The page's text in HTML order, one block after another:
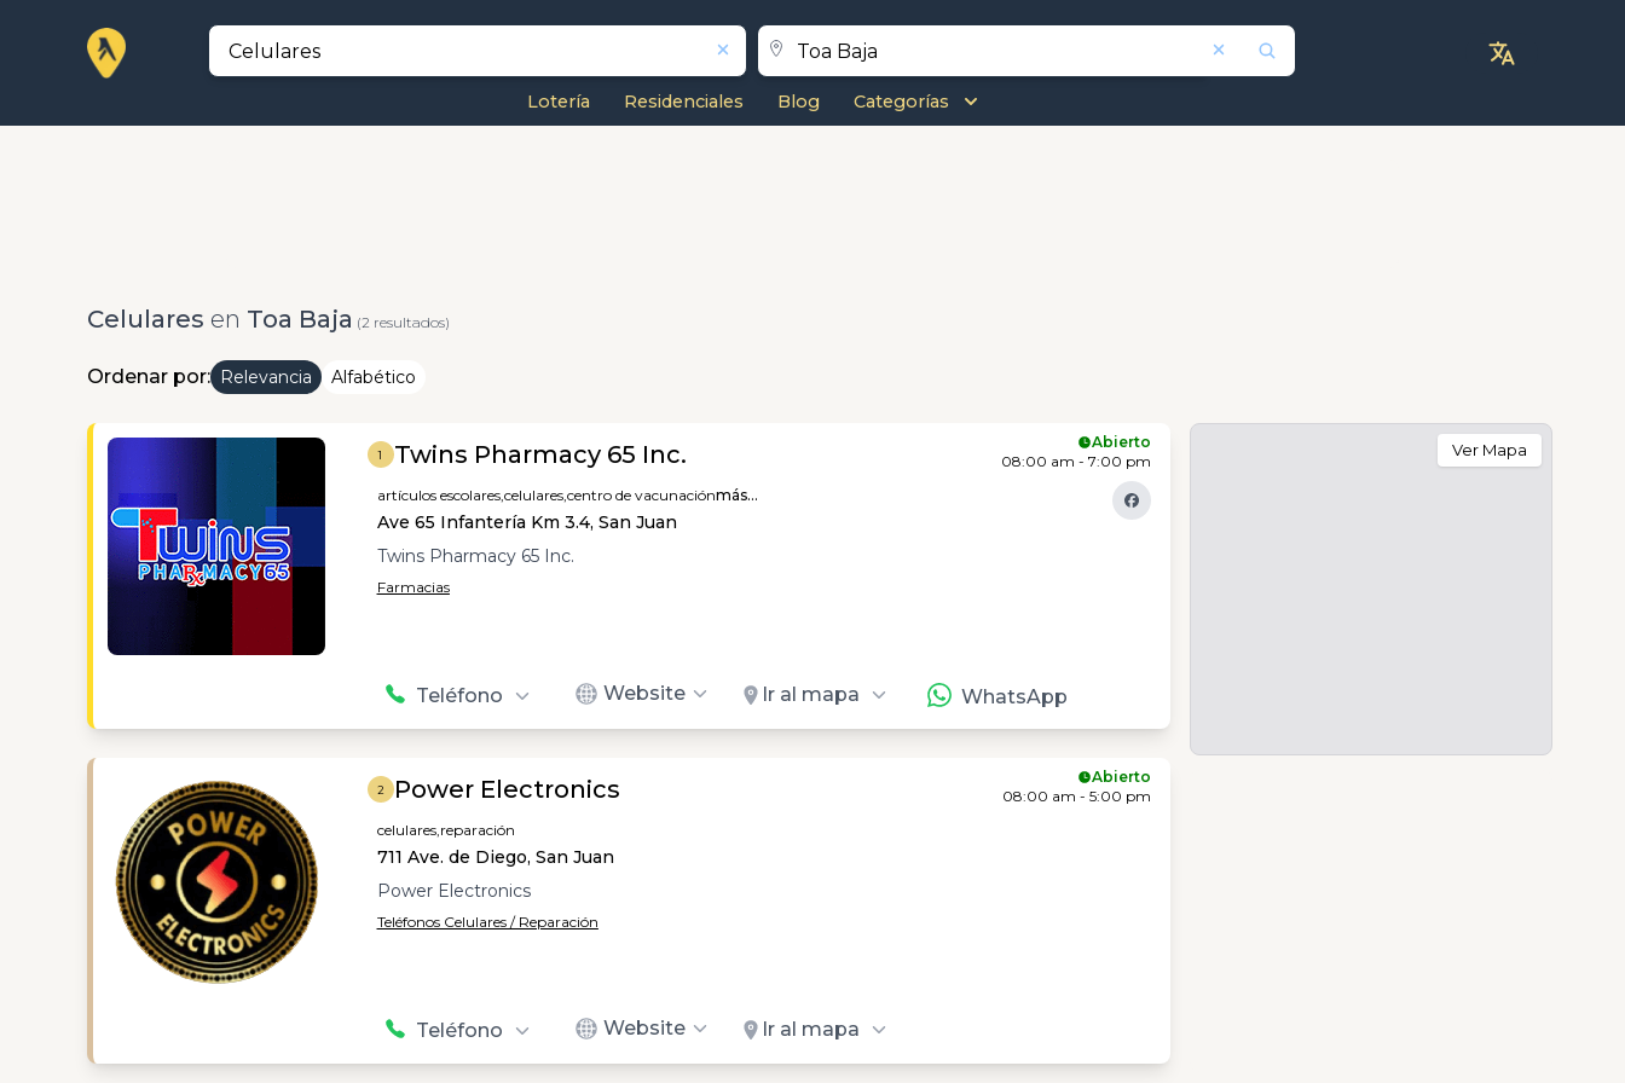
Lotería Residenciales Blog Categorías
Celulares en Toa Baja (2 resultados)
Ordenar por: Relevancia Alfabético
1 Twins Pharmacy 65 Inc.
artículos escolares,celulares,centro de vacunaciónmás...
Ave 65 Infantería Km 3.4, San Juan
Twins Pharmacy 65 Inc.
Farmacias
Teléfono Website Ir al mapa WhatsApp
Abierto
08:00 am - 7:00 pm
2 Power Electronics
celulares,reparación
711 Ave. de Diego, San Juan
Power Electronics
Teléfonos Celulares / Reparación
Teléfono Website Ir al mapa
Abierto
08:00 am - 5:00 pm
Ver Mapa